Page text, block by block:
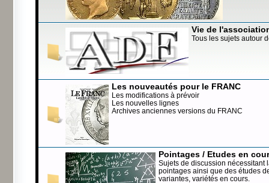
Vie de
Tous les sujets autour
Les nouveautés pour le FRANC
Les modifications à prévoir
Les nouvelles lignes
Archives anciennes versions du FRANC
Pointages / Etudes en
Sujets de discussion nécessitant
pointages ainsi que des études
variantes, variétés en cours.